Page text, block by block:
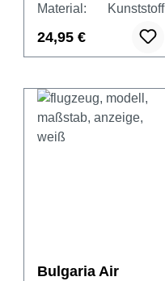
Material:
Kunststoff
24,95 €
Bulgaria Air